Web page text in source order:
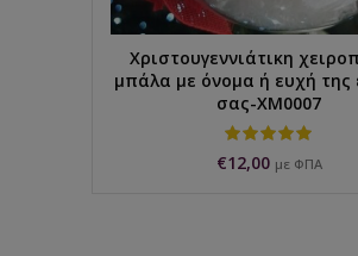
ΕΠΙΛΟΓΉ...
Χριστουγεννιάτικη
μπάλα με όνομα ή ευχή της
σας-XM0007
€12,00 με ΦΠΑ